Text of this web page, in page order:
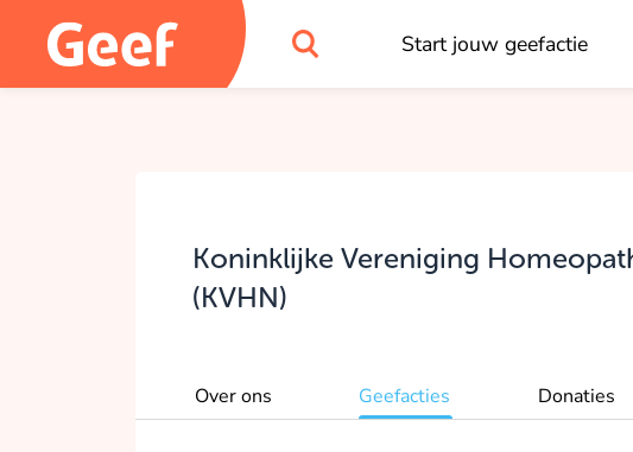
Start jouw geefactie
Koninklijke Vereniging
(KVHN)
Over ons Geefacties Donaties